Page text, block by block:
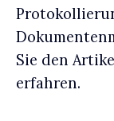
Sie den
erfahren.